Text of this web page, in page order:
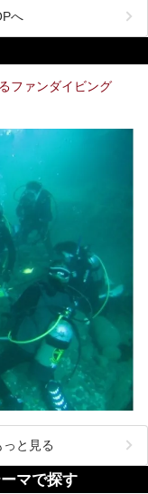
ても、ドライサウナ、ス
在し、施設によって様々な
める、島根県内にあるオ
めてご紹介します。
へ
ファンダイビング
と見る
マで探す